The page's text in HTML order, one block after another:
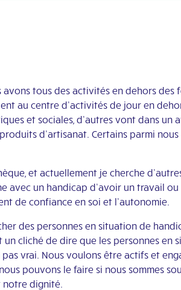
avons tous des activités en dehors des
au centre d’activités de jour en
et sociales, d’autres vont dans un
d’artisanat. Certains parmi nous
et actuellement je cherche
avec un handicap d’avoir un travail
de confiance en soi et l’autonomie.
des personnes en situation de
un cliché de dire que les personnes en
vrai. Nous voulons être actifs et
pouvons le faire si nous sommes
dignité.